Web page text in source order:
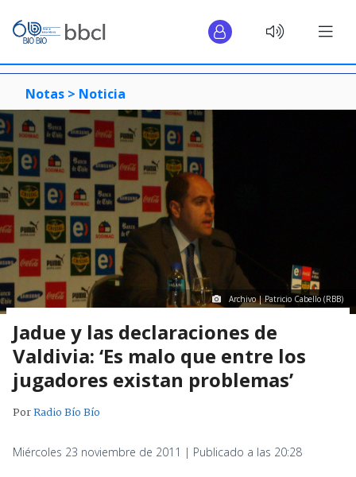
Notas > Noticia
Archivo | Patricio Cabello (RBB)
Jadue y las declaraciones de
Valdivia: ‘Es malo que entre los
jugadores existan problemas’
PorRadio Bío Bío
Miércoles 23 noviembre de 2011 | Publicado a las 20:28